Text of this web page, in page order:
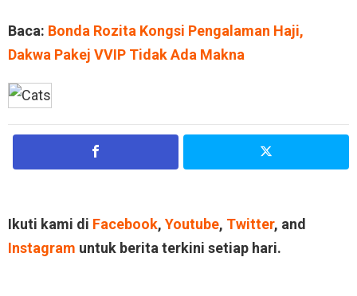
Baca: Bonda Rozita Kongsi Pengalaman Haji,
Dakwa Pakej VVIP Tidak Ada Makna
Ikuti kami di Facebook, Youtube, Twitter, and
Instagram untuk berita terkini setiap hari.